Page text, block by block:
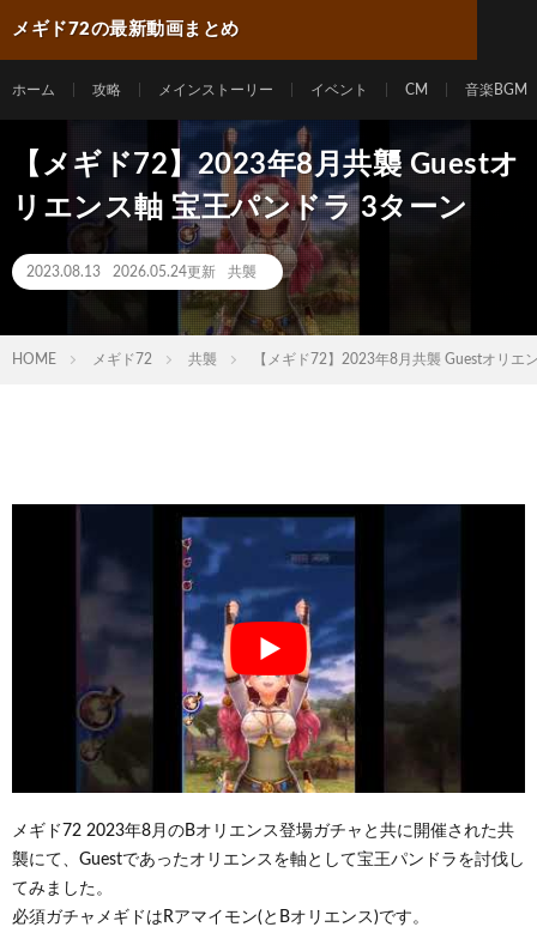
メギド72の最新動画まとめ
ホーム 攻略 メインストーリー イベント CM 音楽BGM
【メギド72】2023年8月共襲 Guestオ
リエンス軸 宝王パンドラ 3ターン
2023.08.13 2026.05.24更新 共襲
HOME メギド72 共襲 【メギド72】2023年8月共襲 Guestオリエ
メギド72 2023年8月のBオリエンス登場ガチャと共に開催された共
襲にて、Guestであったオリエンスを軸として宝王パンドラを討伐し
てみました。
必須ガチャメギドはRアマイモン(とBオリエンス)です。